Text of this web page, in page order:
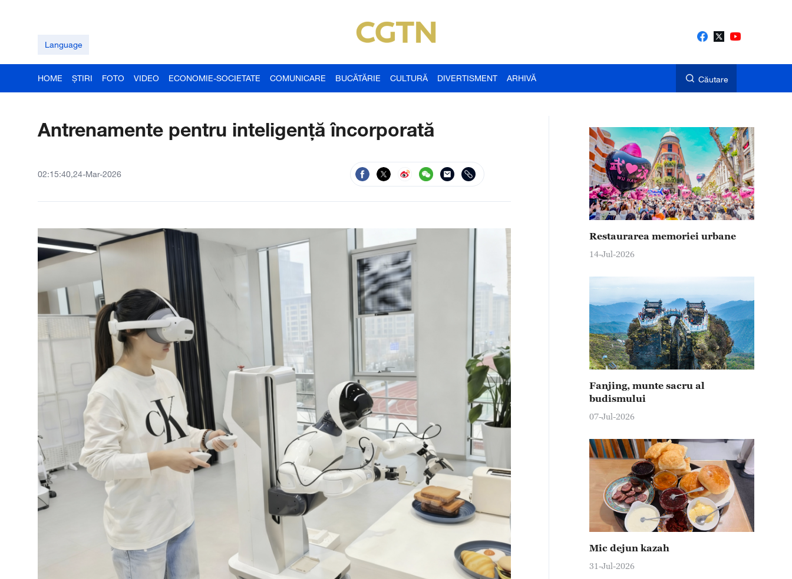
Language
HOME ȘTIRI FOTO VIDEO ECONOMIE-SOCIETATE COMUNICARE BUCĂTĂRIE CULTURĂ DIVERTISMENT ARHIVĂ Căutare
Antrenamente pentru inteligență încorporată
02:15:40,24-Mar-2026
Restaurarea memoriei urbane
14-Jul-2026
Fanjing, munte sacru al
budismului
07-Jul-2026
Mic dejun kazah
31-Jul-2026